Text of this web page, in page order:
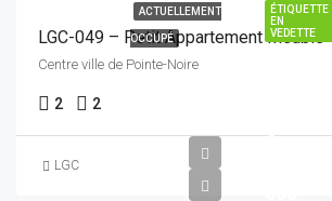
ÉTIQUETTE
EN
VEDETTE
ACTUELLEMENT
OCCUPÉ
Centre ville de Pointe-Noire
2 2
LGC
4